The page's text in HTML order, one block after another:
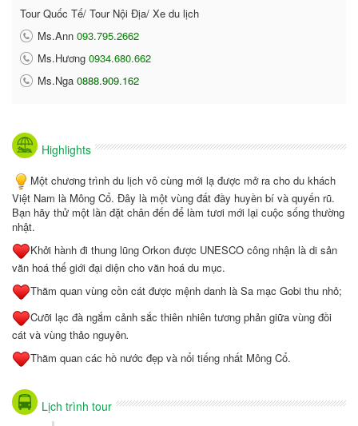
Tour Quốc Tế/ Tour Nội Địa/ Xe du lịch
Ms.Ann 093.795.2662
Ms.Hương 0934.680.662
Ms.Nga 0888.909.162
Highlights
Một chương trình du lịch vô cùng mới lạ được mở ra cho du khách
Việt Nam là Mông Cổ. Đây là một vùng đất đầy huyền bí và quyến rũ.
Bạn hãy thử một lần đặt chân đến để làm tươi mới lại cuộc sống thường
nhật.
Khởi hành đi thung lũng Orkon được UNESCO công nhận là di sản
văn hoá thế giới đại diện cho văn hoá du mục.
Thăm quan vùng cồn cát được mệnh danh là Sa mạc Gobi thu nhỏ;
Cưỡi lạc đà ngắm cảnh sắc thiên nhiên tương phản giữa vùng đồi
cát và vùng thảo nguyên.
Thăm quan các hồ nước đẹp và nổi tiếng nhất Mông Cổ.
Lịch trình tour